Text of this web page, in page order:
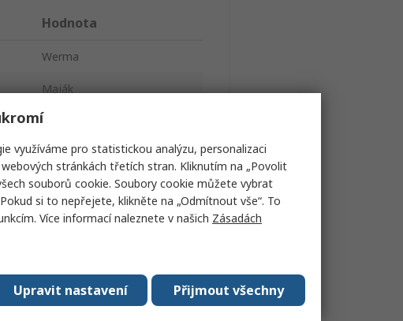
Hodnota
Werma
Maják
Stálé
Žlutá
Polykarbonát
LED
Základna
využíváme pro statistickou analýzu, personalizaci
stránkách třetích stran. Kliknutím na „Povolit
souborů cookie. Soubory cookie můžete vybrat
si to nepřejete, klikněte na „Odmítnout vše“. To
Více informací naleznete v našich Zásadách
Přijmout všechny
Upravit nastavení